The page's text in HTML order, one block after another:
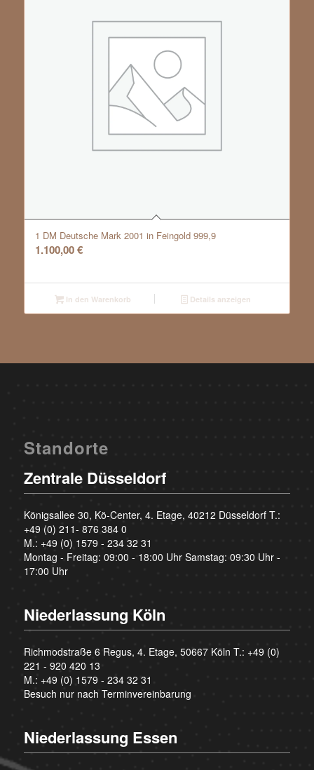
1 DM Deutsche Mark 2001 in Feingold 999,9
1.100,00€
In den Warenkorb Details anzeigen
Standorte
Zentrale Düsseldorf
Königsallee 30, Kö-Center, 4. Etage, 40212 Düsseldorf T.:
+49 (0) 211- 876 384 0
M.: +49 (0) 1579 - 234 32 31
Montag - Freitag: 09:00 - 18:00 Uhr Samstag: 09:30 Uhr -
17:00 Uhr
Niederlassung Köln
Richmodstraße 6 Regus, 4. Etage, 50667 Köln T.: +49 (0)
221 - 920 420 13
M.: +49 (0) 1579 - 234 32 31
Besuch nur nach Terminvereinbarung
Niederlassung Essen